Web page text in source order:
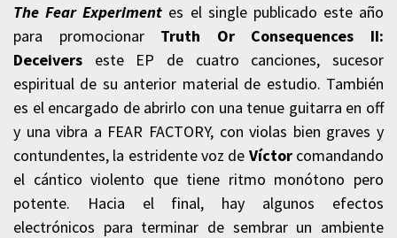
The Fear Experiment es el single publicado este año
para promocionar Truth Or Consequences II:
Deceivers este EP de cuatro canciones, sucesor
espiritual de su anterior material de estudio. También
es el encargado de abrirlo con una tenue guitarra en off
y una vibra a FEAR FACTORY, con violas bien graves y
contundentes, la estridente voz de Víctorcomandando
el cántico violento que tiene ritmo monótono pero
potente. Hacia el final, hay algunos efectos
electrónicos para terminar de sembrar un ambiente